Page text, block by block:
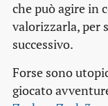
che può agire in
valorizzarla, per
successivo.
Forse sono
giocato